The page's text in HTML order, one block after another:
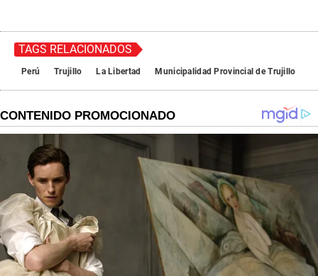
TAGS RELACIONADOS
Perú Trujillo La Libertad Municipalidad Provincial de Trujillo